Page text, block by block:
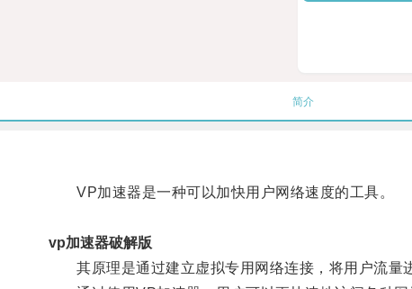
简介
VP加速器是一种可以加快用户网络速度的工具。
vp加速器破解版
其原理是通过建立虚拟专用网络连接，将用户流量